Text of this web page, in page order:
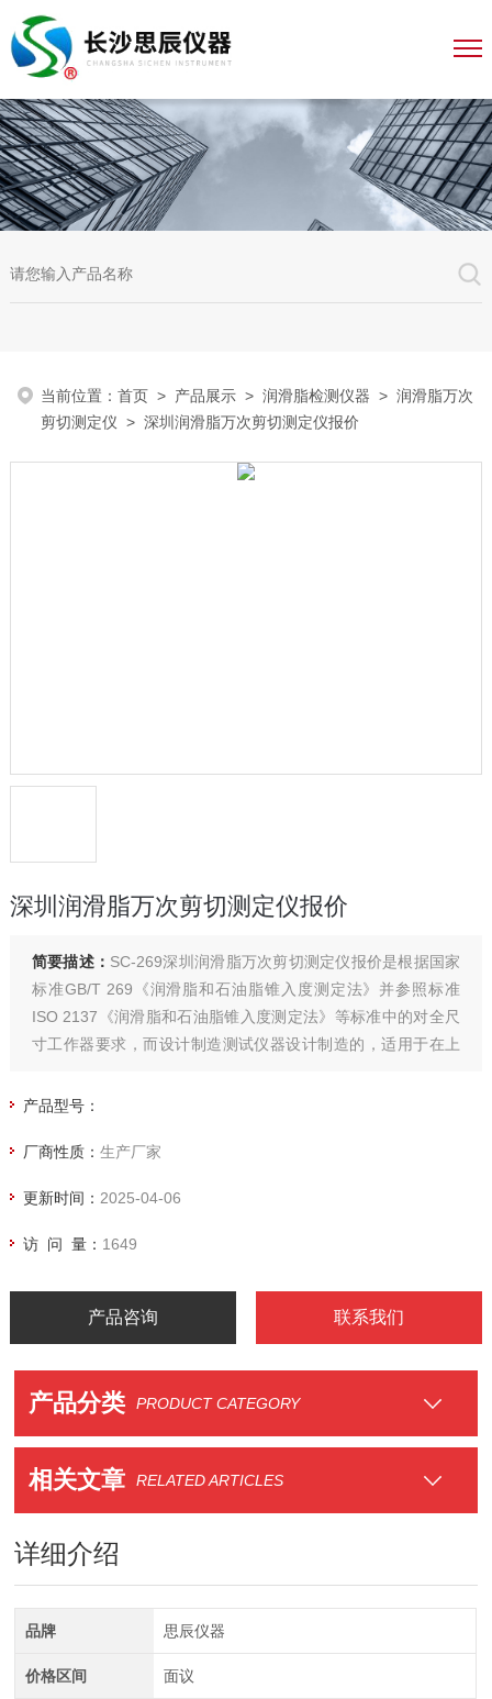
当前位置：首页 > 产品展示 >润滑脂检测仪器 >润滑脂万次
剪切测定仪 > 深圳润滑脂万次剪切测定仪报价
深圳润滑脂万次剪切测定仪报价
简要描述： SC-269深圳润滑脂万次剪切测定仪报价是根据国家
标准GB/T 269《润滑脂和石油脂锥入度测定法》并参照标准
ISO 2137《润滑脂和石油脂锥入度测定法》等标准中的对全尺
寸工作器要求，而设计制造测试仪器设计制造的，适用于在上
度，进行60次或10万次剪切试验的测定。
产品型号：
厂商性质： 生产厂家
更新时间： 2025-04-06
访 问 量： 1649
产品咨询 联系我们
产品分类 PRODUCT CATEGORY
相关文章 RELATED ARTICLES
详细介绍
品牌 思辰仪器
价格区间 面议